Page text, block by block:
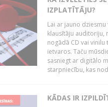
IZPLATĪTĀJU?
Lai ar jauno
klausītāju auditoriju,
nogādā CD vai
ietvaros. Taču
sasniegt ar digitālo
starpniecību, kas
KĀDAS IR